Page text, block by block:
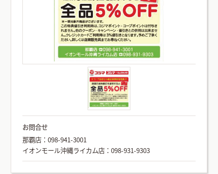
お問合せ
那覇店：098-941-3001
イオンモール沖縄ライカム店：098-931-9303